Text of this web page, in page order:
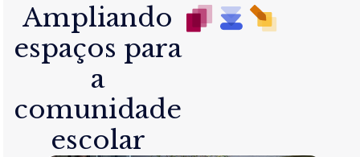
Ampliando
espaços para
a
comunidade
escolar